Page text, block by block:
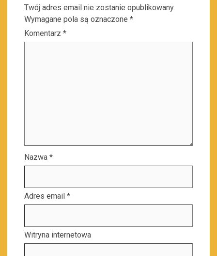
Twój adres email nie zostanie opublikowany.
Wymagane pola są oznaczone *
Komentarz *
Nazwa *
Adres email *
Witryna internetowa